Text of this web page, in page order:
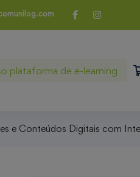
plataforma de e-learning
e Conteúdos Digitais com